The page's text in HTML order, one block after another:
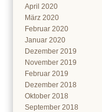
April 2020
März 2020
Februar 2020
Januar 2020
Dezember 2019
November 2019
Februar 2019
Dezember 2018
Oktober 2018
September 2018